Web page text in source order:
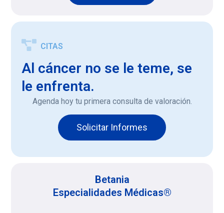
CITAS
Al cáncer no se le teme, se
le enfrenta.
Agenda hoy tu primera consulta de valoración.
Solicitar Informes
Betania
Especialidades Médicas®